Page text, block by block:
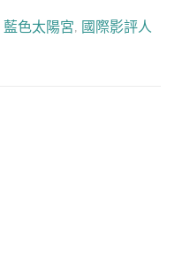
藍色太陽宮, 國際影評人